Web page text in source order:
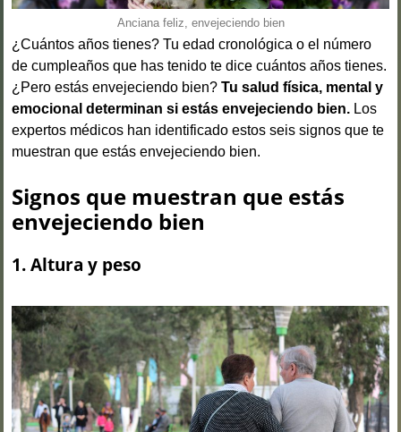
Anciana feliz, envejeciendo bien
¿Cuántos años tienes? Tu edad cronológica o el número
de cumpleaños que has tenido te dice cuántos años tienes.
¿Pero estás envejeciendo bien? Tu salud física, mental y
emocional determinan si estás envejeciendo bien. Los
expertos médicos han identificado estos seis signos que te
muestran que estás envejeciendo bien.
Signos que muestran que estás
envejeciendo bien
1. Altura y peso